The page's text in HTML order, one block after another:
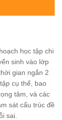
học tập chi
sinh vào lớp
gian ngắn 2
cụ thể, bao
tâm, và các
sát cấu trúc đề
sai.